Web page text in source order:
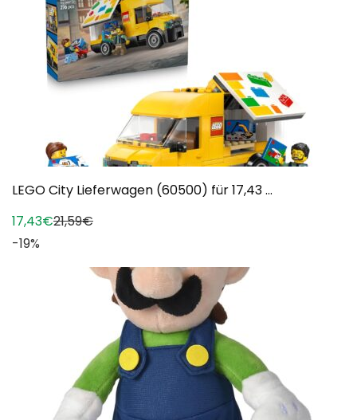
LEGO City Lieferwagen (60500) für 17,43 ...
17,43€21,59€
-19%